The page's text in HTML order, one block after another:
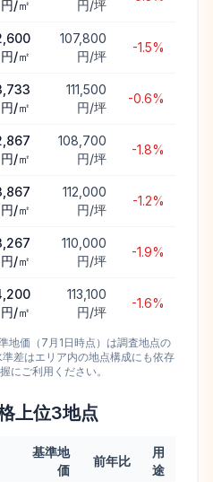
円/㎡
円/坪
円/㎡
107,800
円/坪
-1.5%
円/㎡
111,500
円/坪
-0.6%
円/㎡
108,700
円/坪
-1.8%
円/㎡
112,000
円/坪
-1.2%
円/㎡
110,000
円/坪
-1.9%
円/㎡
113,100
円/坪
-1.6%
地価（7月1日時点）は調査地点の
差はエリア内の地点構成にも依存
にご利用ください。
上位3地点
基準地
価
前年比
用
途